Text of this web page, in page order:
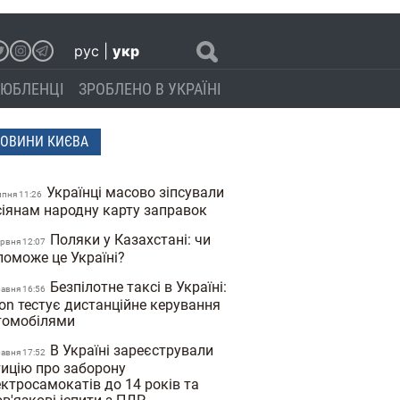
рус укр
ЗРОБЛЕНО В УКРАЇНІ
КИЄВА
11:26 Українці масово зіпсували
народну карту заправок
12:07
Поляки у Казахстані: чи
це Україні?
16:56
Безпілотне таксі в Україні:
тестує дистанційне керування
17:52
В Україні зареєстрували
про заборону
до 14 років та